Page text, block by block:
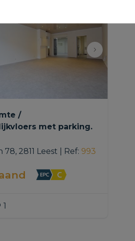
/
met parking.
78, 2811 Leest Ref: 993
1